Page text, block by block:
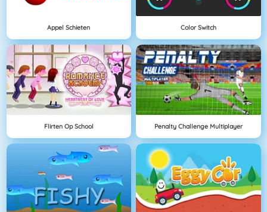
Appel Schieten Color Switch
Flirten Op School Penalty Challenge Multiplayer